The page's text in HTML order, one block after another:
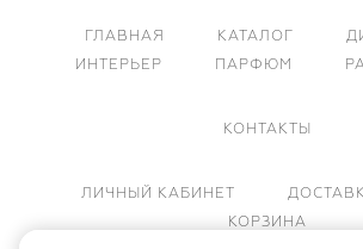
ГЛАВНАЯ КАТАЛОГ
ИНТЕРЬЕР
ПАРФЮМ
КОНТАКТЫ
ЛИЧНЫЙ КАБИНЕТ
КОРЗИНА